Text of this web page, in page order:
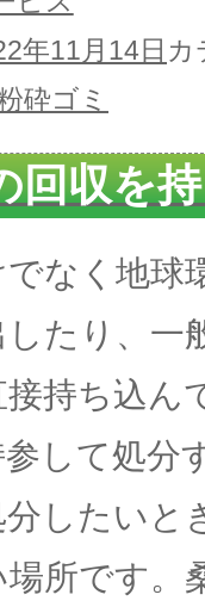
年11月14日
砕ゴミ
回収を
なく地球
たり、一
持ち込ん
して処分
したいと
所です。